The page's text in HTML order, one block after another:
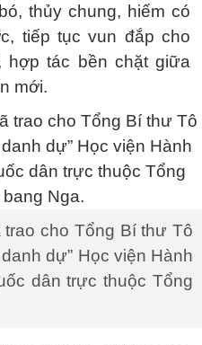
thủy chung, hiếm có
tiếp tục vun đắp cho
hợp tác bền chặt giữa
mới.
cho Tổng Bí thư Tô
dự” Học viện Hành
dân trực thuộc Tổng